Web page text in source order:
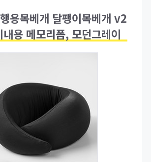
용목베개 달팽이목베개 v2
용 메모리폼, 모던그레이